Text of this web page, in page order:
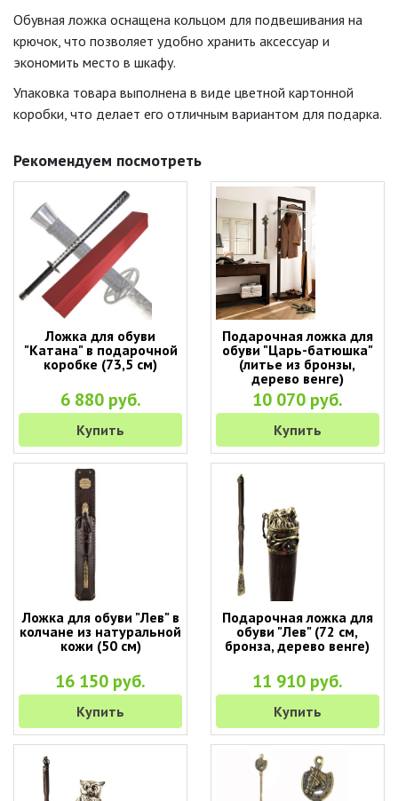
Обувная ложка оснащена кольцом для подвешивания на
крючок, что позволяет удобно хранить аксессуар и
экономить место в шкафу.
Упаковка товара выполнена в виде цветной картонной
коробки, что делает его отличным вариантом для подарка.
Рекомендуем посмотреть
Ложка для обуви
"Катана" в подарочной
коробке (73,5 см)
6 880 руб.
Купить
Подарочная ложка для
обуви "Царь-батюшка"
(литье из бронзы,
дерево венге)
10 070 руб.
Купить
Ложка для обуви "Лев" в
колчане из натуральной
кожи (50 см)
16 150 руб.
Купить
Подарочная ложка для
обуви "Лев" (72 см,
бронза, дерево венге)
11 910 руб.
Купить